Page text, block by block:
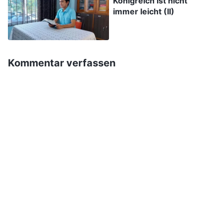
fehlen, wenn ich das täte.
Später las ich eine Passage aus Gottes Worten,
und mein Zustand änderte sich etwas. Gott sagt:
immer leicht (II)
Kommentar verfassen